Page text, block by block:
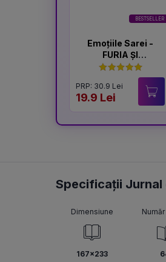
BESTSELLER
Emoțiile Sarei -
FURIA ȘI
LINIȘTEA
PRP: 30.9 Lei
19.9 Lei
Specificații
Dimensiune
167x233